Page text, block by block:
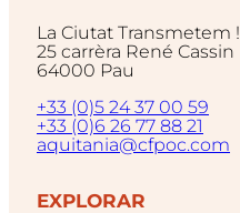
La Ciutat Transmetem !
25 carrèra René Cassin
64000 Pau
+33 (0)5 24 37 00 59
+33 (0)6 26 77 88 21
aquitania@cfpoc.com
EXPLORAR